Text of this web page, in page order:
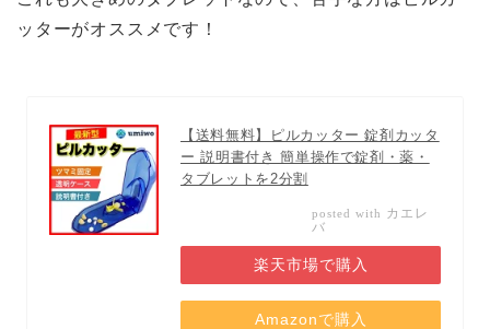
ッターがオススメです！
【送料無料】ピルカッター 錠剤カッタ
ー 説明書付き 簡単操作で錠剤・薬・
タブレットを2分割
posted with カエレ
バ
楽天市場で購入
Amazonで購入